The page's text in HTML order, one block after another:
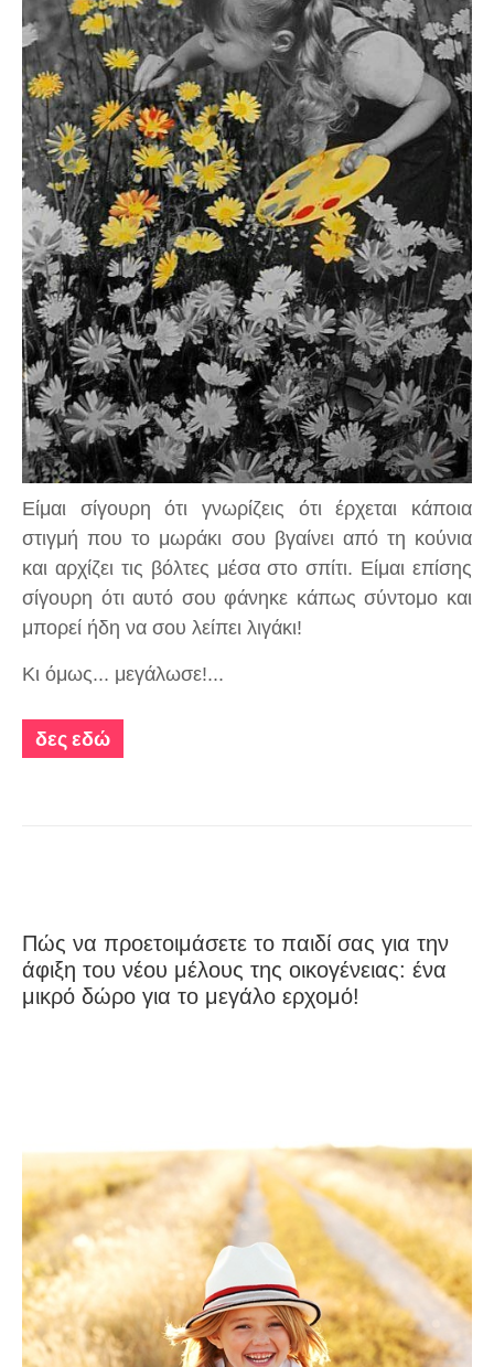
Είμαι σίγουρη ότι γνωρίζεις ότι έρχεται κάποια
στιγμή που το μωράκι σου βγαίνει από τη κούνια
και αρχίζει τις βόλτες μέσα στο σπίτι. Είμαι επίσης
σίγουρη ότι αυτό σου φάνηκε κάπως σύντομο και
μπορεί ήδη να σου λείπει λιγάκι!
Κι όμως... μεγάλωσε!...
δες εδώ
Πώς να προετοιμάσετε το παιδί σας για την
άφιξη του νέου μέλους της οικογένειας: ένα
μικρό δώρο για το μεγάλο ερχομό!